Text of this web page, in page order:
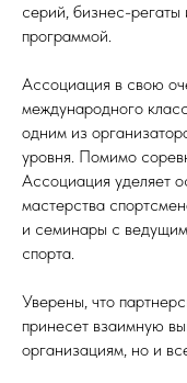
серий, бизнес-регаты
программой.
Ассоциация в свою
международного
одним из
уровня. Помимо
Ассоциация уделяет
мастерства
и семинары с
спорта.
Уверены, что
принесет взаимную
организациям, но и